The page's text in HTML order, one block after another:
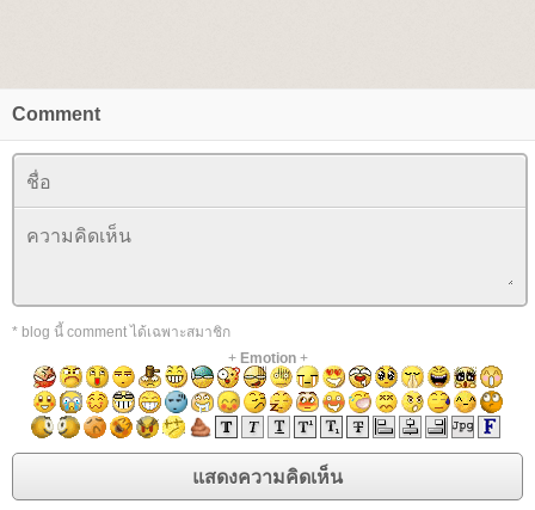
Comment
* blog นี้ comment ได้เฉพาะสมาชิก
+ Emotion+